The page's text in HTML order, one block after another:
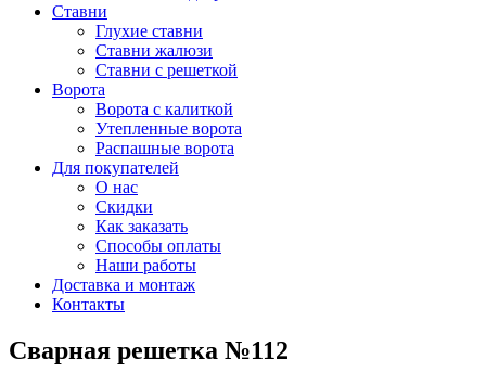
Ставни
Глухие ставни
Ставни жалюзи
Ставни с решеткой
Ворота
Ворота с калиткой
Утепленные ворота
Распашные ворота
Для покупателей
О нас
Скидки
Как заказать
Способы оплаты
Наши работы
Доставка и монтаж
Контакты
Сварная решетка №112